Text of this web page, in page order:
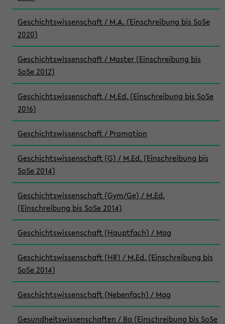
Geschichtswissenschaft / M.A. (Einschreibung bis SoSe
2020)
Geschichtswissenschaft / Master (Einschreibung bis
SoSe 2012)
Geschichtswissenschaft / M.Ed. (Einschreibung bis SoSe
2016)
Geschichtswissenschaft / Promotion
Geschichtswissenschaft (G) / M.Ed. (Einschreibung bis
SoSe 2014)
Geschichtswissenschaft (Gym/Ge) / M.Ed.
(Einschreibung bis SoSe 2014)
Geschichtswissenschaft (Hauptfach) / Mag
Geschichtswissenschaft (HR) / M.Ed. (Einschreibung bis
SoSe 2014)
Geschichtswissenschaft (Nebenfach) / Mag
Gesundheitswissenschaften / Ba (Einschreibung bis SoSe